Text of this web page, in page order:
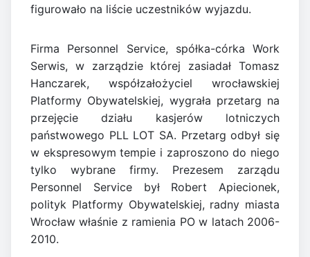
figurowało na liście uczestników wyjazdu.
Firma Personnel Service, spółka-córka Work
Serwis, w zarządzie której zasiadał Tomasz
Hanczarek, współzałożyciel wrocławskiej
Platformy Obywatelskiej, wygrała przetarg na
przejęcie działu kasjerów lotniczych
państwowego PLL LOT SA. Przetarg odbył się
w ekspresowym tempie i zaproszono do niego
tylko wybrane firmy. Prezesem zarządu
Personnel Service był Robert Apiecionek,
polityk Platformy Obywatelskiej, radny miasta
Wrocław właśnie z ramienia PO w latach 2006-
2010.